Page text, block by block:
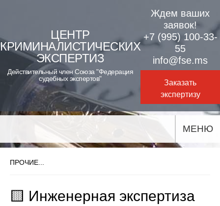
content
ЦЕНТР
КРИМИНАЛИСТИЧЕСКИХ
ЭКСПЕРТИЗ
Действительный член Союза "Федерация
судебных экспертов"
Ждем ваших
заявок!
+7 (995) 100-33-
55
info@fse.ms
Заказать
экспертизу
МЕНЮ
ПРОЧИЕ...
🟨 Инженерная экспертиза